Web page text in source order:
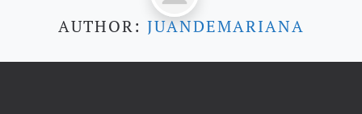
AUTHOR: JUANDEMARIANA